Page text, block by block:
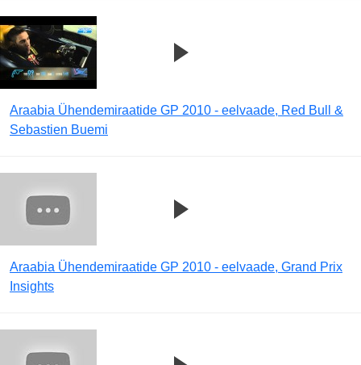
Araabia Ühendemiraatide GP 2010 - eelvaade, Red Bull &
Sebastien Buemi
Araabia Ühendemiraatide GP 2010 - eelvaade, Grand Prix
Insights